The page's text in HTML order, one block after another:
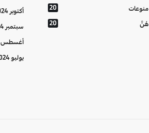
منوعات 20
هُنَّ 20
أكتوبر 2024
سبتمبر 2024
أغسطس 2024
يوليو 2024